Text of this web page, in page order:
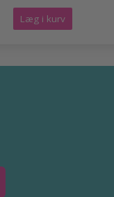
Læg i kurv